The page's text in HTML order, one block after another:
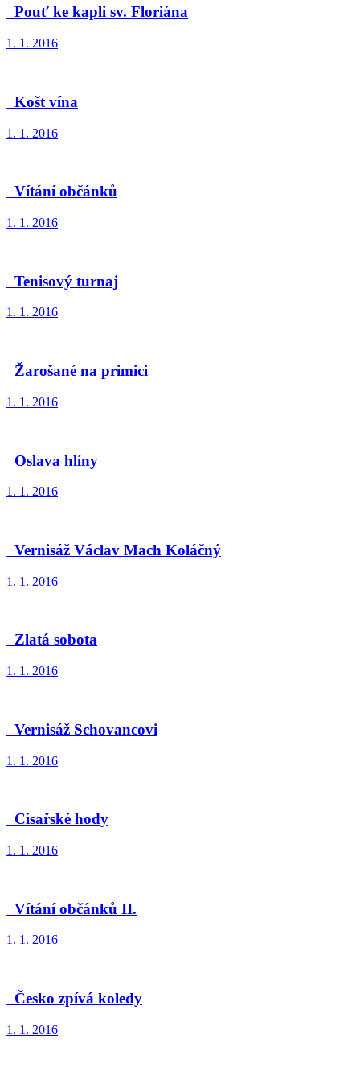
Pouť ke kapli sv. Floriána
1. 1. 2016
Košt vína
1. 1. 2016
Vítání občánků
1. 1. 2016
Tenisový turnaj
1. 1. 2016
Žarošané na primici
1. 1. 2016
Oslava hlíny
1. 1. 2016
Vernisáž Václav Mach Koláčný
1. 1. 2016
Zlatá sobota
1. 1. 2016
Vernisáž Schovancovi
1. 1. 2016
Císařské hody
1. 1. 2016
Vítání občánků II.
1. 1. 2016
Česko zpívá koledy
1. 1. 2016